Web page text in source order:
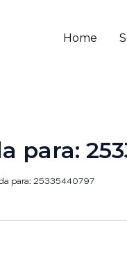
Home
para:
para: 25335440797